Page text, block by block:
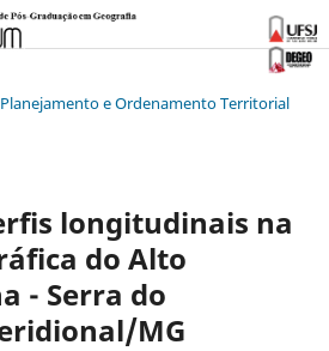
e Ordenamento Territorial
longitudinais na
do Alto
- Serra do
MG